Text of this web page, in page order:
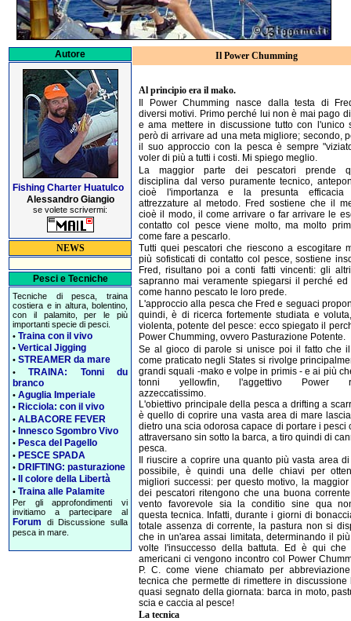
Autore
Fishing Charter Huatulco
Alessandro Giangio
se volete scrivermi:
NEWS
Pesci e Tecniche
Tecniche di pesca, traina
costiera e in altura, bolentino,
con il palamito, per le più
importanti specie di pesci.
• Traina con il vivo
• Vertical Jigging
• STREAMER da mare
•TRAINA: Tonni du
branco
• Aguglia Imperiale
• Ricciola: con il vivo
• ALBACORE FEVER
• Innesco Sgombro Vivo
• Pesca del Pagello
• PESCE SPADA
• DRIFTING: pasturazione
• Il colore della Libertà
• Traina alle Palamite
Per gli approfondimenti vi
invitiamo a partecipare al
Forum di Discussione sulla
pesca in mare.
Il Power Chumming
Al principio era il mako.
Il Power Chumming nasce dalla testa di
diversi motivi. Primo perché lui non è mai pago
e ama mettere in discussione tutto con l'unico
però di arrivare ad una meta migliore; secondo,
il suo approccio con la pesca è sempre
voler di più a tutti i costi. Mi spiego meglio.
La maggior parte dei pescatori prende
disciplina dal verso puramente tecnico,
cioè l'importanza e la presunta efficacia
attrezzature al metodo. Fred sostiene che il
cioè il modo, il come arrivare o far arrivare le
contatto col pesce viene molto, ma molto
come fare a pescarlo.
Tutti quei pescatori che riescono a escogitare
più sofisticati di contatto col pesce, sostiene
Fred, risultano poi a conti fatti vincenti: gli
sapranno mai veramente spiegarsi il perché
come hanno pescato le loro prede.
L'approccio alla pesca che Fred e seguaci
quindi, è di ricerca fortemente studiata e
violenta, potente del pesce: ecco spiegato il
Power Chumming, ovvero Pasturazione Potente.
Se al gioco di parole si unisce poi il fatto che il
come praticato negli States si rivolge
grandi squali -mako e volpe in primis - e ai più
tonni yellowfin, l'aggettivo Power
azzeccatissimo.
L'obiettivo principale della pesca a drifting a
è quello di coprire una vasta area di mare
dietro una scia odorosa capace di portare i pesci
attraversano sin sotto la barca, a tiro quindi di
pesca.
Il riuscire a coprire una quanto più vasta area
possibile, è quindi una delle chiavi per
migliori successi: per questo motivo, la maggior
dei pescatori ritengono che una buona
vento favorevole sia la conditio sine qua
questa tecnica. Infatti, durante i giorni di
totale assenza di corrente, la pastura non si
che in un'area assai limitata, determinando il
volte l'insuccesso della battuta. Ed è qui
americani ci vengono incontro col Power
P. C. come viene chiamato per
tecnica che permette di rimettere in discussione
quasi segnato della giornata: barca in moto,
scia e caccia al pesce!
La tecnica